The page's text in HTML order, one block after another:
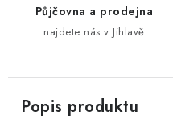
Půjčovna a prodejna
najdete nás v Jihlavě
Popis produktu